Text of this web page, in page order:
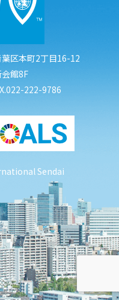
区本町2丁目16-12
館8F
222-9786
Sendai